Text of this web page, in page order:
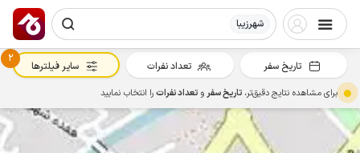
شهرزیبا
تاریخ سفر تعداد نفرات
2
سایر فیلترها
برای مشاهده نتایج دقیق‌تر، تاریخ سفرو تعداد نفراترا انتخاب نمایید